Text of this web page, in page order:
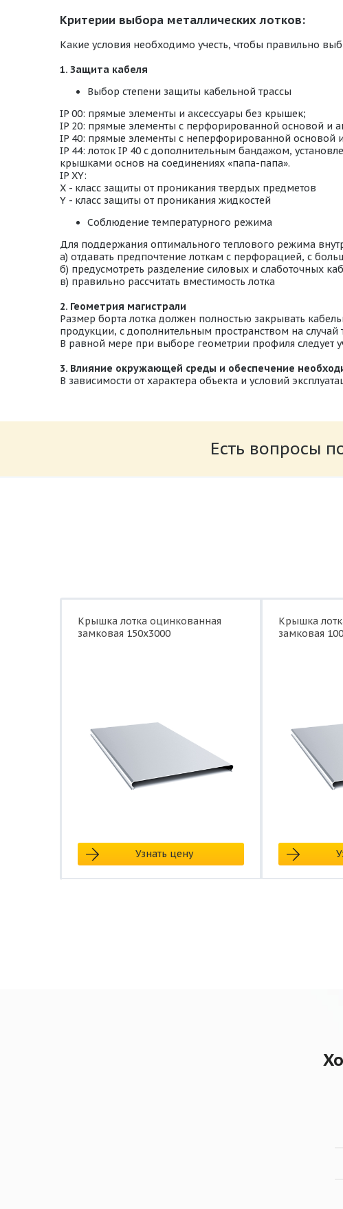
Критерии выбора металлических лотков:
Какие условия необходимо учесть, чтобы правильно
1. Защита кабеля
Выбор степени защиты кабельной трассы
IP 00: прямые элементы и аксессуары без крышек;
IP 20: прямые элементы с перфорированной основой и
IP 40: прямые элементы с неперфорированной основой
IP 44: лоток IP 40 с дополнительным бандажом,
крышками основ на соединениях «папа-папа».
IP XY:
X - класс защиты от проникания твердых предметов
Y - класс защиты от проникания жидкостей
Соблюдение температурного режима
Для поддержания оптимального теплового режима
а) отдавать предпочтение лоткам с перфорацией, с
б) предусмотреть разделение силовых и слаботочных
в) правильно рассчитать вместимость лотка
2. Геометрия магистрали
Размер борта лотка должен полностью закрывать
продукции, с дополнительным пространством на
В равной мере при выборе геометрии профиля следует
3. Влияние окружающей среды и обеспечение
В зависимости от характера объекта и условий
Есть вопросы
Крышка лотка оцинкованная
замковая 150x3000
Узнать цену
Крышка
замковая